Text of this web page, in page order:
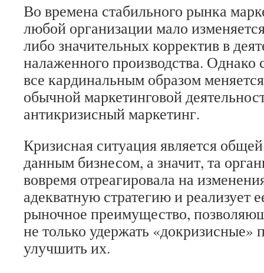
Во времена стабильного рынка
любой организации мало
либо значительных корректив в
налаженного производства. Однако
все кардинальным образом
обычной маркетинговой
антикризисный маркетинг.
Кризисная ситуация является
данным бизнесом, а значит, та
вовремя отреагировала на
адекватную стратегию и реализует
рыночное преимущество,
не только удержать «докризисные»
улучшить их.